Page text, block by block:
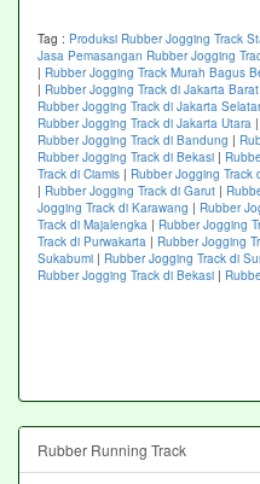
Tag : Produksi Rubber Jogging Track
Jasa Pemasangan Rubber Jogging
| Rubber Jogging Track Murah Bagus
| Rubber Jogging Track di Jakarta Barat
Rubber Jogging Track di Jakarta
Rubber Jogging Track di Jakarta Utara |
Rubber Jogging Track di Bandung |
Rubber Jogging Track di Bekasi |
Track di Ciamis | Rubber Jogging Track
| Rubber Jogging Track di Garut |
Jogging Track di Karawang | Rubber
Track di Majalengka | Rubber Jogging
Track di Purwakarta | Rubber Jogging
Sukabumi | Rubber Jogging Track di
Rubber Jogging Track di Bekasi |
Rubber Running Track